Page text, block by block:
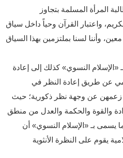
المرأة المسلمة بتجاوز
واعتبار القرآن وحياً داخل سياق
وأننا لسنا بملتزمين بهذا السياق
«الإسلام النسوي» كذلك إلى إعادة
عن طريق إعادة النظر في
زعمهن عن وجهة نظر ذكورية؛ حيث
والقوة والحكمة والعدل من منطق
يسمى بـ «الإسلام النسوي» أن
يقوم على النظرة الأنثوية